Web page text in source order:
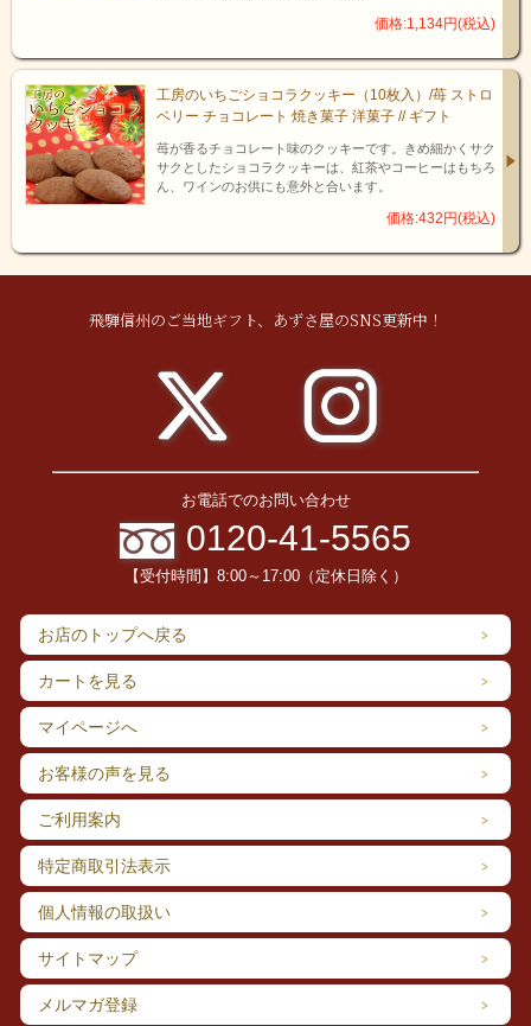
日々研究を重ねてさらなる美味しさを追求し、進化を続け、「変
わらぬ美味しさ」を皆様にお届けする――その思いを胸に一心に
呂に行くたびにお土産として購入している」、「一度食べて以来
頻繁にお取り寄せしている」…そんな嬉しいお言葉を、日々頂い
ております。
飛騨川の流域に湧く下呂温泉は、室町時代京都五山の『僧万里集
九』や、徳川家康を始め四代の将軍に仕えた儒学者,林羅山によ
り、兵庫県の有馬温泉･群馬県の草津温泉に並び『日本三名泉』と
称された天下の名湯です。
温泉街は飛騨川を中心に、観光地らしい賑わいと山里の風情が調
和した、下呂温泉ならではの魅力を醸し出しています。
下呂温泉はお湯の質が高い温泉地であると同時に様々な美味しい
食べ物が楽しめるグルメスポットでもあります。飛騨牛を使った
お料理はもちろん、生乳100%の下呂牛乳を使ったスイーツ、朴葉
味噌に朴葉寿司、飛騨川の清流に育まれたアユ･アマゴ･イワナ、
価格:1,134円(税込)
工房のいちごショコラクッキー（10枚入）/苺 ストロ
ベリー チョコレート 焼き菓子 洋菓子 // ギフト
苺が香るチョコレート味のクッキーです。きめ細かくサク
サクとしたショコラクッキーは、紅茶やコーヒーはもちろ
ん、ワインのお供にも意外と合います。
価格:432円(税込)
飛騨信州のご当地ギフト、あずさ屋のSNS更新中！
お電話でのお問い合わせ
0120-41-5565
【受付時間】8:00～17:00（定休日除く）
お店のトップへ戻る
カートを見る
マイページへ
お客様の声を見る
ご利用案内
特定商取引法表示
個人情報の取扱い
サイトマップ
メルマガ登録